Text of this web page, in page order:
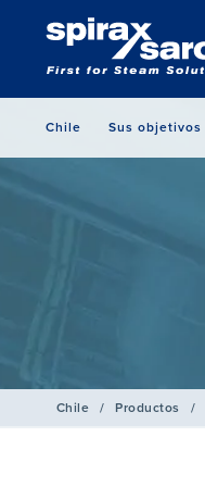
Chile Sus objetivos
Chile / Productos /